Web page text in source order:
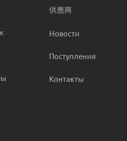
供應商
Новости
Поступления
Контакты